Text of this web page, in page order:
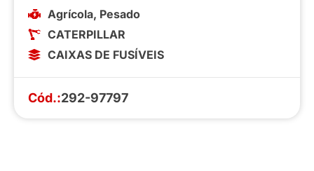
Agrícola, Pesado
CATERPILLAR
CAIXAS DE FUSÍVEIS
Cód.:292-97797